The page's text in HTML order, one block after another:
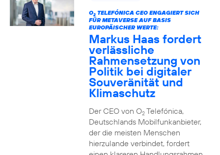
O2TELEFÓNICA CEO ENGAGIERT SICH
FÜR METAVERSE AUF BASIS
EUROPÄISCHER WERTE:
Markus Haas fordert
verlässliche
Rahmensetzung von
Politik bei digitaler
Souveränität und
Klimaschutz
Der CEO von O2Telefónica,
Deutschlands Mobilfunkanbieter,
der die meisten Menschen
hierzulande verbindet, fordert